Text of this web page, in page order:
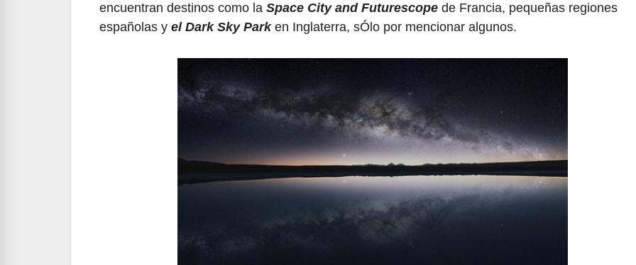
encuentran destinos como la Space City and Futurescope de Francia, pequeñas regiones
españolas y el Dark Sky Parken Inglaterra, sÓlo por mencionar algunos.